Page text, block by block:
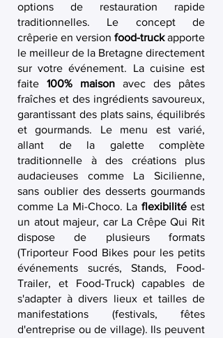
options de restauration rapide
traditionnelles. Le concept de
crêperie en version food-truckapporte
le meilleur de la Bretagne directement
sur votre événement. La cuisine est
faite 100% maison avec des pâtes
fraîches et des ingrédients savoureux,
garantissant des plats sains, équilibrés
et gourmands. Le menu est varié,
allant de la galette complète
traditionnelle à des créations plus
audacieuses comme La Sicilienne,
sans oublier des desserts gourmands
comme La Mi-Choco. La flexibilitéest
un atout majeur, car La Crêpe Qui Rit
dispose de plusieurs formats
(Triporteur Food Bikes pour les petits
événements sucrés, Stands, Food-
Trailer, et Food-Truck) capables de
s'adapter à divers lieux et tailles de
manifestations (festivals, fêtes
d'entreprise ou de village). Ils peuvent